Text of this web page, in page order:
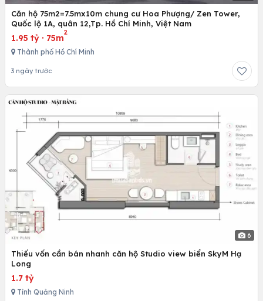
Căn hộ 75m2=7.5mx10m chung cư Hoa Phượng/ Zen Tower,
Quốc lộ 1A, quân 12,Tp. Hồ Chí Minh, Việt Nam
1.95 tỷ · 75m
2
Thành phố Hồ Chí Minh
3 ngày trước
6
Thiếu vốn cần bán nhanh căn hộ Studio view biển SkyM Hạ
Long
1.7 tỷ
Tỉnh Quảng Ninh